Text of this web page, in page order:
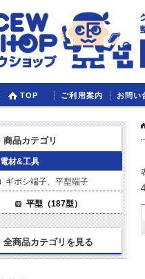
TOP ご利用案内 お問い
商品カテゴリ
電材&工具
ギボシ端子、平型端子
平型（187型）
全商品カテゴリを見る